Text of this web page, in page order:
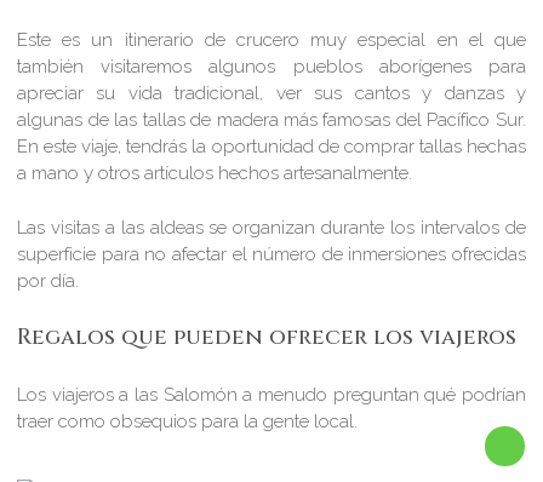
Este es un itinerario de crucero muy especial en el que
también visitaremos algunos pueblos aborígenes para
apreciar su vida tradicional, ver sus cantos y danzas y
algunas de las tallas de madera más famosas del Pacífico Sur.
En este viaje, tendrás la oportunidad de comprar tallas hechas
a mano y otros artículos hechos artesanalmente.
Las visitas a las aldeas se organizan durante los intervalos de
superficie para no afectar el número de inmersiones ofrecidas
por día.
Regalos que pueden ofrecer los viajeros
Los viajeros a las Salomón a menudo preguntan qué podrían
traer como obsequios para la gente local.